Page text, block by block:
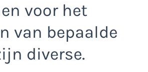
voor het
van bepaalde
diverse.